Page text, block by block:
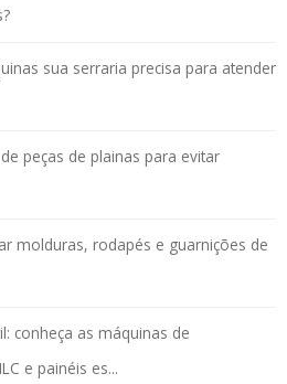
sua serraria precisa para atender
peças de plainas para evitar
molduras, rodapés e guarnições de
conheça as máquinas de
e painéis es...